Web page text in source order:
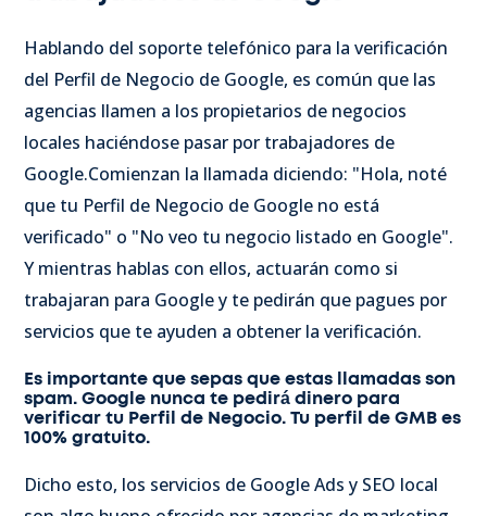
Hablando del soporte telefónico para la verificación
del Perfil de Negocio de Google, es común que las
agencias llamen a los propietarios de negocios
locales haciéndose pasar por trabajadores de
Google.Comienzan la llamada diciendo: "Hola, noté
que tu Perfil de Negocio de Google no está
verificado" o "No veo tu negocio listado en Google".
Y mientras hablas con ellos, actuarán como si
trabajaran para Google y te pedirán que pagues por
servicios que te ayuden a obtener la verificación.
Es importante que sepas que estas llamadas son
spam. Google nunca te pedirá dinero para
verificar tu Perfil de Negocio. Tu perfil de GMB es
100% gratuito.
Dicho esto, los servicios de Google Ads y SEO local